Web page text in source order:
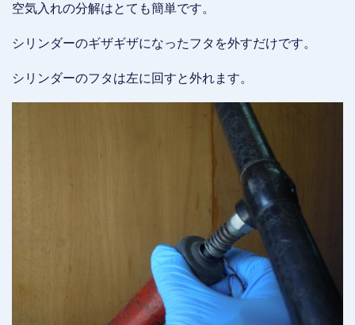
空気入れの分解はとても簡単です。
シリンダーのギザギザになったフタを外すだけです。
シリンダーのフタは左に回すと外れます。